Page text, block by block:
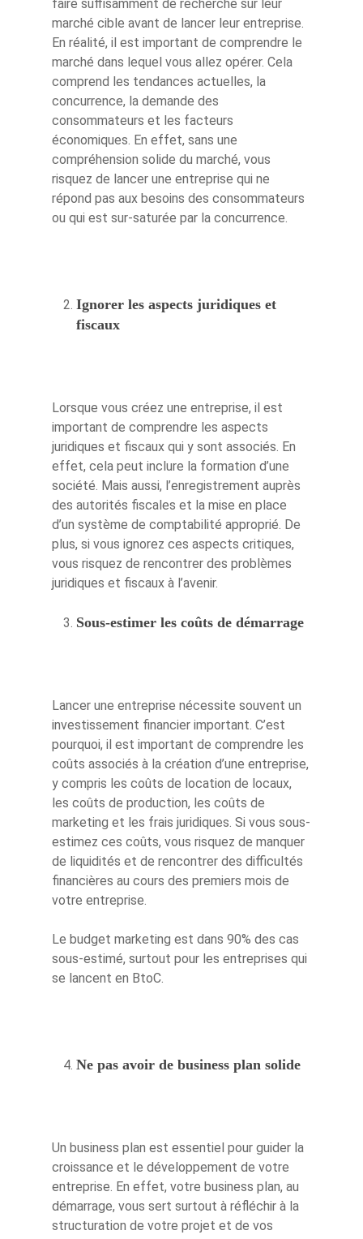
faire suffisamment de recherche sur leur
marché cible avant de lancer leur entreprise.
En réalité, il est important de comprendre le
marché dans lequel vous allez opérer. Cela
comprend les tendances actuelles, la
concurrence, la demande des
consommateurs et les facteurs
économiques. En effet, sans une
compréhension solide du marché, vous
risquez de lancer une entreprise qui ne
répond pas aux besoins des consommateurs
ou qui est sur-saturée par la concurrence.
Ignorer les aspects juridiques et
fiscaux
Lorsque vous créez une entreprise, il est
important de comprendre les aspects
juridiques et fiscaux qui y sont associés. En
effet, cela peut inclure la formation d’une
société. Mais aussi, l’enregistrement auprès
des autorités fiscales et la mise en place
d’un système de comptabilité approprié. De
plus, si vous ignorez ces aspects critiques,
vous risquez de rencontrer des problèmes
juridiques et fiscaux à l’avenir.
Sous-estimer les coûts de démarrage
Lancer une entreprise nécessite souvent un
investissement financier important. C’est
pourquoi, il est important de comprendre les
coûts associés à la création d’une entreprise,
y compris les coûts de location de locaux,
les coûts de production, les coûts de
marketing et les frais juridiques. Si vous sous-
estimez ces coûts, vous risquez de manquer
de liquidités et de rencontrer des difficultés
financières au cours des premiers mois de
votre entreprise.
Le budget marketing est dans 90% des cas
sous-estimé, surtout pour les entreprises qui
se lancent en BtoC.
Ne pas avoir de business plan solide
Un business plan est essentiel pour guider la
croissance et le développement de votre
entreprise. En effet, votre business plan, au
démarrage, vous sert surtout à réfléchir à la
structuration de votre projet et de vos